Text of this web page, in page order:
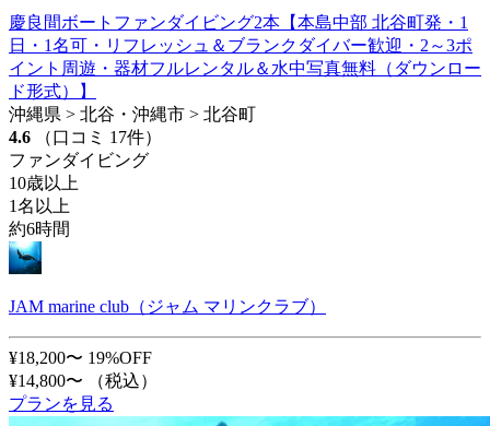
慶良間ボートファンダイビング2本【本島中部 北谷町発・1
日・1名可・リフレッシュ＆ブランクダイバー歓迎・2～3ポ
イント周遊・器材フルレンタル＆水中写真無料（ダウンロー
ド形式）】
沖縄県 > 北谷・沖縄市 > 北谷町
4.6
（口コミ 17件）
ファンダイビング
10歳以上
1名以上
約6時間
JAM marine club（ジャム マリンクラブ）
¥18,200〜 19%OFF
¥14,800〜
（税込）
プランを見る